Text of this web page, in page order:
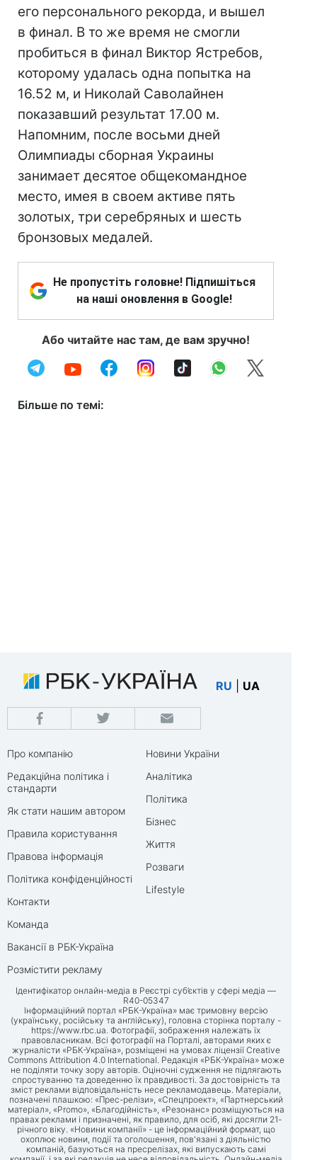
его персонального рекорда, и вышел
в финал. В то же время не смогли
пробиться в финал Виктор Ястребов,
которому удалась одна попытка на
16.52 м, и Николай Саволайнен
показавший результат 17.00 м.
Напомним, после восьми дней
Олимпиады сборная Украины
занимает десятое общекомандное
место, имея в своем активе пять
золотых, три серебряных и шесть
бронзовых медалей.
Не пропустіть головне! Підпишіться
на наші оновлення в Google!
Або читайте нас там, де вам зручно!
Більше по темі:
RU UA
Про компанію
Редакційна політика і
стандарти
Як стати нашим автором
Правила користування
Правова інформація
Політика конфіденційності
Контакти
Команда
Вакансії в РБК-Україна
Розмістити рекламу
Новини України
Аналітика
Політика
Бізнес
Життя
Розваги
Lifestyle
Ідентифікатор онлайн-медіа в Реєстрі суб’єктів у сфері медіа —
R40-05347
Інформаційний портал «РБК-Україна» має тримовну версію
(українську, російську та англійську), головна сторінка порталу -
https://www.rbc.ua. Фотографії, зображення належать їх
правовласникам. Всі фотографії на Порталі, авторами яких є
журналісти «РБК-Україна», розміщені на умовах ліцензії Creative
Commons Attribution 4.0 International. Редакція «РБК-Україна» може
не поділяти точку зору авторів. Оціночні судження не підлягають
спростуванню та доведенню їх правдивості. За достовірність та
зміст реклами відповідальність несе рекламодавець. Матеріали,
позначені плашкою: «Прес-релізи», «Спецпроект», «Партнерський
матеріал», «Promo», «Благодійність», «Резонанс» розміщуються на
правах реклами і призначені, як правило, для осіб, які досягли 21-
річного віку. «Новини компанії» - це інформаційний формат, що
охоплює новини, події та оголошення, пов'язані з діяльністю
компаній, базуються на пресрелізах, які випускають самі